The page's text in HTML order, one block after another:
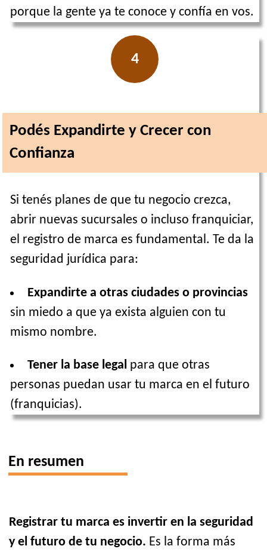
porque la gente ya te conoce y confía en vos.
4
Podés Expandirte y Crecer con
Confianza
Si tenés planes de que tu negocio crezca,
abrir nuevas sucursales o incluso franquiciar,
el registro de marca es fundamental. Te da la
seguridad jurídica para:
Expandirte a otras ciudades o provincias
sin miedo a que ya exista alguien con tu
mismo nombre.
Tener la base legal para que otras
personas puedan usar tu marca en el futuro
(franquicias).
En resumen
Registrar tu marca es invertir en la seguridad
y el futuro de tu negocio. Es la forma más